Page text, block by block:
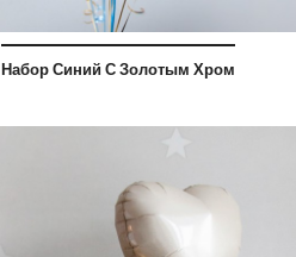
Набор Синий С Золотым Хром